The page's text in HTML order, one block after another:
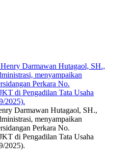
Darmawan Hutagaol, SH.,
menyampaikan
Perkara No.
di Pengadilan Tata Usaha
2025).